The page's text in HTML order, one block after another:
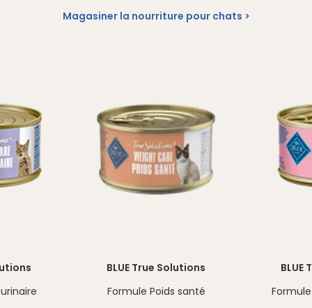
Magasiner la nourriture pour chats
BLUE True Solutions
Formule Poids santé
BLUE